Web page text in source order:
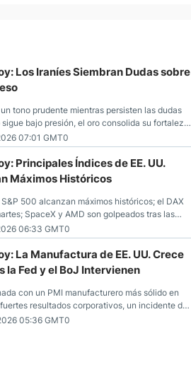
Los Iraníes Siembran Dudas sobre
tono prudente mientras persisten las dudas
bajo presión, el oro consolida su fortaleza
referencias económicas desde Estados
07:01 GMT0
Principales Índices de EE. UU.
Máximos Históricos
500 alcanzan máximos históricos; el DAX
SpaceX y AMD son golpeados tras las
crudo cae por debajo de los $80 con nuevas
continúa intentando estabilizarse frente al
a medida que las tasas caen en EE. UU.
06:33 GMT0
La Manufactura de EE. UU. Crece
la Fed y el BoJ Intervienen
con un PMI manufacturero más sólido en
resultados corporativos, un incidente de
desde el mercado del petróleo.
05:36 GMT0